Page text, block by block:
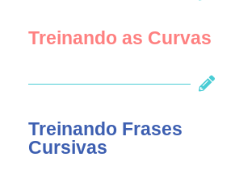
Treinando as Curvas
Treinando Frases
Cursivas